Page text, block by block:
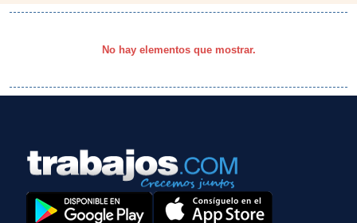
No hay elementos que mostrar.